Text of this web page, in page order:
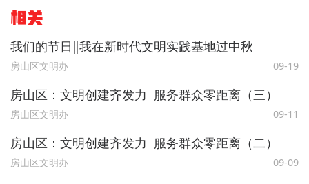
相关
我们的节日‖我在新时代文明实践基地过中秋
房山区文明办 09-19
房山区：文明创建齐发力 服务群众零距离（三）
房山区文明办 09-11
房山区：文明创建齐发力 服务群众零距离（二）
房山区文明办 09-09